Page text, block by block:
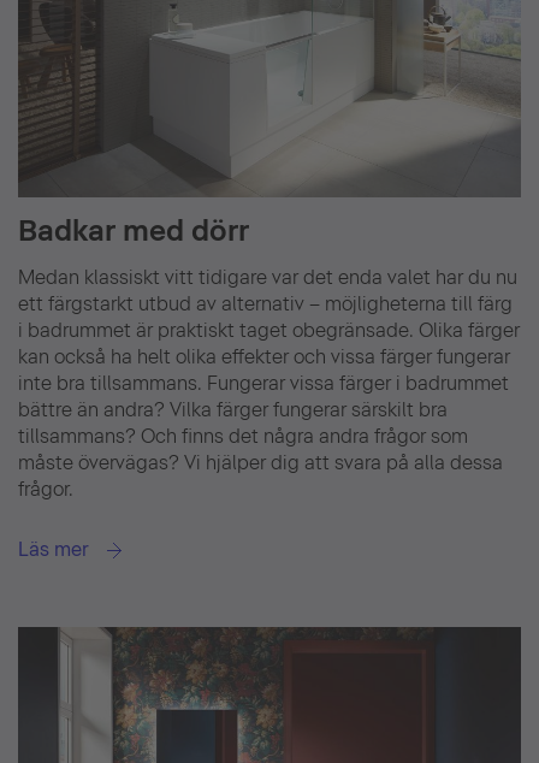
Badkar med dörr
Medan klassiskt vitt tidigare var det enda valet har du nu
ett färgstarkt utbud av alternativ – möjligheterna till färg
i badrummet är praktiskt taget obegränsade. Olika färger
kan också ha helt olika effekter och vissa färger fungerar
inte bra tillsammans. Fungerar vissa färger i badrummet
bättre än andra? Vilka färger fungerar särskilt bra
tillsammans? Och finns det några andra frågor som
måste övervägas? Vi hjälper dig att svara på alla dessa
frågor.
Läs mer